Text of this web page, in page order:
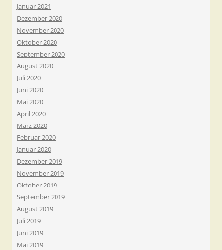
Januar 2021
Dezember 2020
November 2020
Oktober 2020
September 2020
August 2020
Juli 2020
Juni 2020
Mai 2020
April 2020
März 2020
Februar 2020
Januar 2020
Dezember 2019
November 2019
Oktober 2019
September 2019
August 2019
Juli 2019
Juni 2019
Mai 2019